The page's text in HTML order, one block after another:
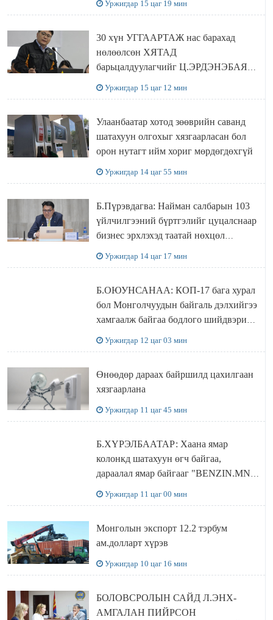
Уржигдар 15 цаг 19 мин
30 хүн УГГААРТАЖ нас барахад
нөлөөлсөн ХЯТАД
барьцалдуулагчийг Ц.ЭРДЭНЭБАЯР
Уржигдар 15 цаг 12 мин
Улаанбаатар хотод зөөврийн саванд
шатахуун олгохыг хязгаарласан бол
орон нутагт ийм хориг мөрдөгдөхгүй
Уржигдар 14 цаг 55 мин
Б.Пүрэвдагва: Найман салбарын 103
үйлчилгээний бүртгэлийг цуцалснаар
бизнес эрхлэхэд таатай нөхцөл
Уржигдар 14 цаг 17 мин
Б.ОЮУНСАНАА: КОП-17 бага хурал
бол Монголчуудын байгаль дэлхийгээ
хамгаалж байгаа бодлого шийдвэрийг
Уржигдар 12 цаг 03 мин
Өнөөдөр дараах байршилд цахилгаан
хязгаарлана
Уржигдар 11 цаг 45 мин
Б.ХҮРЭЛБААТАР: Хаана ямар
колонкд шатахуун өгч байгаа,
дараалал ямар байгааг "BENZIN.MN”
Уржигдар 11 цаг 00 мин
Монголын экспорт 12.2 тэрбум
ам.долларт хүрэв
Уржигдар 10 цаг 16 мин
БОЛОВСРОЛЫН САЙД Л.ЭНХ-
АМГАЛАН ПИЙРСОН